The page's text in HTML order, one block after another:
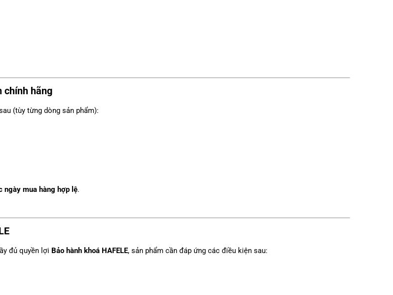
chính hãng
(tùy từng dòng sản phẩm):
ngày mua hàng hợp lệ.
đủ quyền lợi Bảo hành khoá HAFELE, sản phẩm cần đáp ứng các điều kiện sau: